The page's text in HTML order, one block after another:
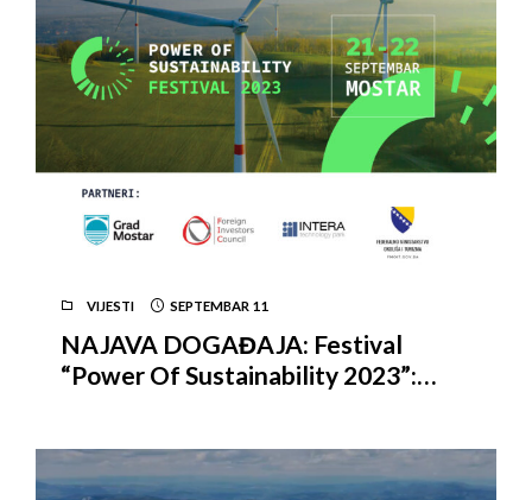
VIJESTI SEPTEMBAR 11
NAJAVA DOGAĐAJA: Festival
“Power Of Sustainability 2023”: